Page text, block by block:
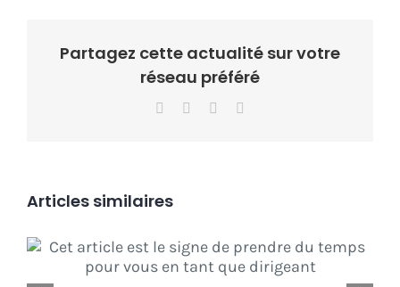
Partagez cette actualité sur votre
réseau préféré
Facebook LinkedIn
Articles similaires